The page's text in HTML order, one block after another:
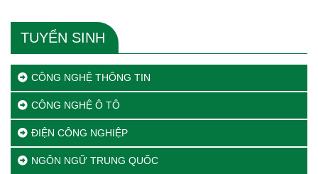
TUYỂN SINH
CÔNG NGHỆ THÔNG TIN
CÔNG NGHỆ Ô TÔ
ĐIỆN CÔNG NGHIỆP
NGÔN NGỮ TRUNG QUỐC